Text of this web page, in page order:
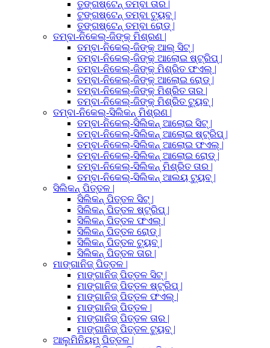
ତୁଙ୍ଗଷ୍ଟେନ୍ ତମ୍ବା ତାର |
ଟୁଙ୍ଗଷ୍ଟେନ୍ ତମ୍ବା ଟ୍ୟୁବ୍ |
ତୁଙ୍ଗଷ୍ଟେନ୍ ତମ୍ବା ରୋଡ୍ |
ତମ୍ବା-ନିକେଲ୍-ଜିଙ୍କ୍ ମିଶ୍ରଣ |
ତମ୍ବା-ନିକେଲ୍-ଜିଙ୍କ୍ ଆଲ୍ ସିଟ୍ |
ତମ୍ବା-ନିକେଲ୍-ଜିଙ୍କ୍ ଆଲୋଇ ଷ୍ଟ୍ରିପ୍ |
ତମ୍ବା-ନିକେଲ୍-ଜିଙ୍କ୍ ମିଶ୍ରିତ ଫଏଲ୍ |
ତମ୍ବା-ନିକେଲ୍-ଜିଙ୍କ୍ ଆଲୋଇ ରୋଡ୍ |
ତମ୍ବା-ନିକେଲ୍-ଜିଙ୍କ୍ ମିଶ୍ରିତ ତାର |
ତମ୍ବା-ନିକେଲ୍-ଜିଙ୍କ୍ ମିଶ୍ରିତ ଟ୍ୟୁବ୍ |
ତମ୍ବା-ନିକେଲ୍-ସିଲିକନ୍ ମିଶ୍ରଣ |
ତମ୍ବା-ନିକେଲ୍-ସିଲିକନ୍ ଆଲୋଇ ସିଟ୍ |
ତମ୍ବା-ନିକେଲ୍-ସିଲିକନ୍ ଆଲୋଇ ଷ୍ଟ୍ରିପ୍ |
ତମ୍ବା-ନିକେଲ୍-ସିଲିକନ୍ ଆଲୋଇ ଫଏଲ୍ |
ତମ୍ବା-ନିକେଲ୍-ସିଲିକନ୍ ଆଲୋଇ ରୋଡ୍ |
ତମ୍ବା-ନିକେଲ୍-ସିଲିକନ୍ ମିଶ୍ରିତ ତାର |
ତମ୍ବା-ନିକେଲ୍-ସିଲିକନ୍ ଆଲୟ ଟ୍ୟୁବ୍ |
ସିଲିକନ୍ ପିତ୍ତଳ |
ସିଲିକନ୍ ପିତ୍ତଳ ସିଟ୍ |
ସିଲିକନ୍ ପିତ୍ତଳ ଷ୍ଟ୍ରିପ୍ |
ସିଲିକନ୍ ପିତ୍ତଳ ଫଏଲ୍ |
ସିଲିକନ୍ ପିତ୍ତଳ ରୋଡ୍ |
ସିଲିକନ୍ ପିତ୍ତଳ ଟ୍ୟୁବ୍ |
ସିଲିକନ୍ ପିତ୍ତଳ ତାର |
ମାଙ୍ଗାନିଜ୍ ପିତ୍ତଳ |
ମାଙ୍ଗାନିଜ୍ ପିତ୍ତଳ ସିଟ୍ |
ମାଙ୍ଗାନିଜ୍ ପିତ୍ତଳ ଷ୍ଟ୍ରିପ୍ |
ମାଙ୍ଗାନିଜ୍ ପିତ୍ତଳ ଫଏଲ୍ |
ମାଙ୍ଗାନିଜ୍ ପିତ୍ତଳ |
ମାଙ୍ଗାନିଜ୍ ପିତ୍ତଳ ତାର |
ମାଙ୍ଗାନିଜ୍ ପିତ୍ତଳ ଟ୍ୟୁବ୍ |
ଆଲୁମିନିୟମ୍ ପିତ୍ତଳ |